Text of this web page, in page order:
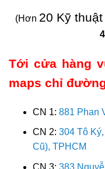
(Hơn 20 Kỹ thuật
Tới cửa hàng
maps chỉ
CN 1: 881 Phan
CN 2: 304 Tô
Cũ), TPHCM
CN 3: 383